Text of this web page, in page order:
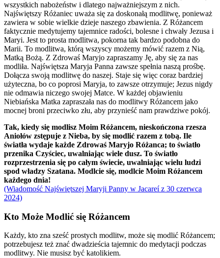
wszystkich nabożeństw i dlatego najważniejszym z nich.
Najświętszy Różaniec uważa się za doskonałą modlitwę, ponieważ
zawiera w sobie wielkie dzieje naszego zbawienia. Z Różancem
faktycznie medytujemy tajemnice radości, bolesne i chwały Jezusa i
Maryi. Jest to prosta modlitwa, pokorna tak bardzo podobna do
Marii. To modlitwa, którą wszyscy możemy mówić razem z Nią,
Matką Bożą. Z Zdrowaś Maryjo zapraszamy Ję, aby się za nas
modliła. Najświętsza Maryja Panna zawsze spełnia naszą prośbę.
Dołącza swoją modlitwę do naszej. Staje się więc coraz bardziej
użyteczna, bo co poprosi Maryja, to zawsze otrzymuje; Jezus nigdy
nie odmawia niczego swojej Matce. W każdej objawieniu
Niebiańska Matka zapraszała nas do modlitwy Różancem jako
mocnej broni przeciwko złu, aby przynieść nam prawdziwe pokój.
Tak, kiedy się modlisz Moim Różancem, nieskończona rzesza
Aniołów zstępuje z Nieba, by się modlić razem z tobą. Ile
światła wydaje każde Zdrowaś Maryjo Różanca; to światło
przenika Czyściec, uwalniając wiele dusz. To światło
rozprzestrzenia się po całym świecie, uwalniając wielu ludzi
spod władzy Szatana. Modlcie się, modlcie Moim Różancem
każdego dnia!
(Wiadomość Najświętszej Maryji Panny w Jacareí z 30 czerwca
2024)
Kto Może Modlić się Różancem
Każdy, kto zna sześć prostych modlitw, może się modlić Różancem;
potrzebujesz też znać dwadzieścia tajemnic do medytacji podczas
modlitwy. Nie musisz być katolikiem.